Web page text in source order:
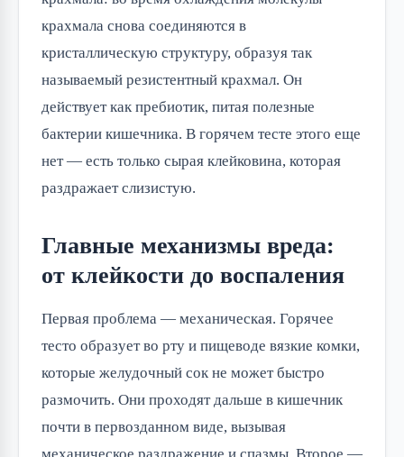
крахмала снова соединяются в
кристаллическую структуру, образуя так
называемый резистентный крахмал. Он
действует как пребиотик, питая полезные
бактерии кишечника. В горячем тесте этого еще
нет — есть только сырая клейковина, которая
раздражает слизистую.
Главные механизмы вреда:
от клейкости до воспаления
Первая проблема — механическая. Горячее
тесто образует во рту и пищеводе вязкие комки,
которые желудочный сок не может быстро
размочить. Они проходят дальше в кишечник
почти в первозданном виде, вызывая